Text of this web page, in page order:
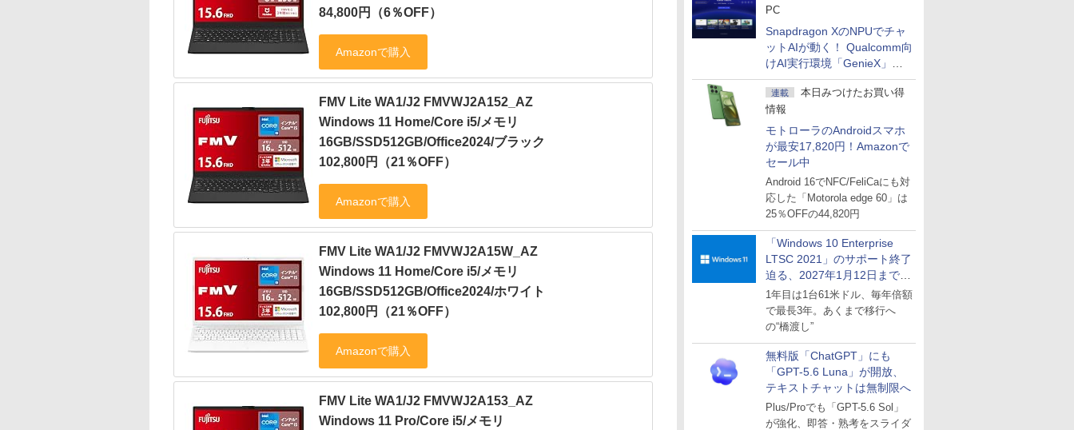
PC
Snapdragon XのNPUでチャ
ットAIが動く！ Qualcomm向
けAI実行環境「GenieX」を
試してみた
連載
本日みつけたお買い得
情報
モトローラのAndroidスマホ
が最安17,820円！Amazonで
セール中
Android 16でNFC/FeliCaにも対
応した「Motorola edge 60」は
25％OFFの44,820円
「Windows 10 Enterprise
LTSC 2021」のサポート終了
迫る、2027年1月12日まで
～ESUは9月1日から販売
1年目は1台61米ドル、毎年倍額
で最長3年。あくまで移行へ
の“橋渡し”
無料版「ChatGPT」にも
「GPT-5.6 Luna」が開放、
テキストチャットは無制限へ
Plus/Proでも「GPT-5.6 Sol」
が強化、即答・熟考をスライダ
84,800円（6％OFF）
FMV Lite WA1/J2 FMVWJ2A152_AZ
Windows 11 Home/Core i5/メモリ
16GB/SSD512GB/Office2024/ブラック
102,800円（21％OFF）
FMV Lite WA1/J2 FMVWJ2A15W_AZ
Windows 11 Home/Core i5/メモリ
16GB/SSD512GB/Office2024/ホワイト
102,800円（21％OFF）
FMV Lite WA1/J2 FMVWJ2A153_AZ
Windows 11 Pro/Core i5/メモリ